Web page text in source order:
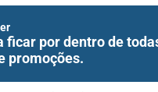
ficar por dentro de
promoções.